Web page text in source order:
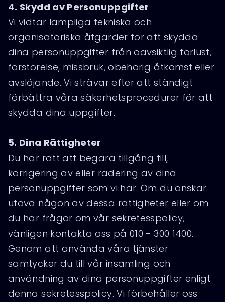
4. Skydd av Personuppgifter
Vi vidtar lämpliga tekniska och
organisatoriska åtgärder för att skydda
dina personuppgifter från oavsiktlig förlust,
förstörelse, missbruk, obehörig åtkomst eller
avslöjande. Vi strävar efter att ständigt
förbättra våra säkerhetsprocedurer för att
skydda dina uppgifter.
5. Dina Rättigheter
Du har rätt att begära tillgång till,
korrigering av eller radering av dina
personuppgifter som vi har. Om du önskar
utöva någon av dessa rättigheter eller om
du har frågor om vår sekretesspolicy,
vänligen kontakta oss på 010 - 300 1400.
Genom att använda våra tjänster
samtycker du till vår insamling och
användning av dina personuppgifter enligt
denna sekretesspolicy. Vi förbehåller oss